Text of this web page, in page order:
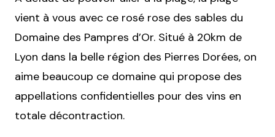
vient à vous avec ce rosé rose des sables du
Domaine des Pampres d’Or. Situé à 20km de
Lyon dans la belle région des Pierres Dorées, on
aime beaucoup ce domaine qui propose des
appellations confidentielles pour des vins en
totale décontraction.